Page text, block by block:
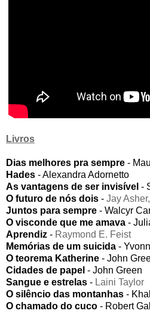
Livros
Dias melhores pra sempre -
Hades - Alexandra Adornetto
As vantagens de ser invisível -
O futuro de nós dois - Jay
Juntos para sempre - Walcyr
O visconde que me amava -
Aprendiz - Raymond E. Feist
Memórias de um suicida -
O teorema Katherine - John
Cidades de papel - John Green
Sangue e estrelas - Laini Taylor
O silêncio das montanhas -
O chamado do cuco - Robert